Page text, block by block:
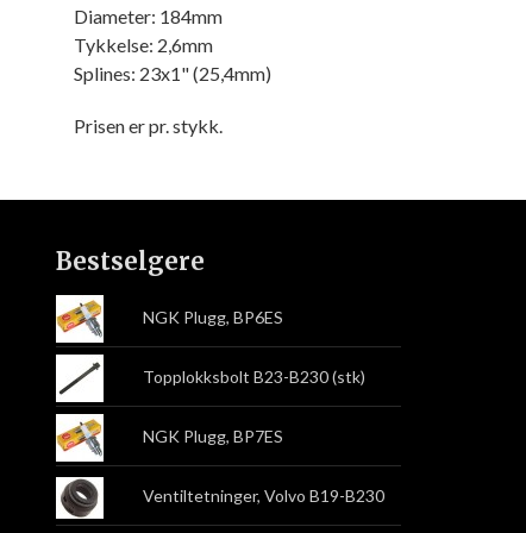
Diameter: 184mm
Tykkelse: 2,6mm
Splines: 23x1" (25,4mm)
Prisen er pr. stykk.
Bestselgere
NGK Plugg, BP6ES
Topplokksbolt B23-B230 (stk)
NGK Plugg, BP7ES
Ventiltetninger, Volvo B19-B230